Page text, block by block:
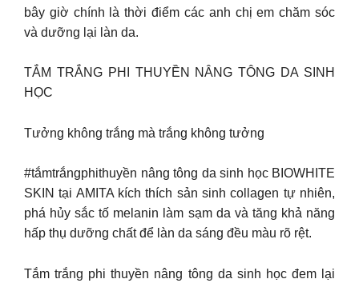
bây giờ chính là thời điểm các anh chị em chăm sóc
và dưỡng lại làn da.
TẮM TRẮNG PHI THUYỀN NÂNG TÔNG DA SINH
HỌC
Tưởng không trắng mà trắng không tưởng
#tắmtrắngphithuyền nâng tông da sinh học BIOWHITE
SKIN tại AMITA kích thích sản sinh collagen tự nhiên,
phá hủy sắc tố melanin làm sạm da và tăng khả năng
hấp thụ dưỡng chất để làn da sáng đều màu rõ rệt.
Tắm trắng phi thuyền nâng tông da sinh học đem lại